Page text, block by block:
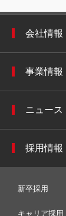
会社情報
事業情報
ニュース
採用情報
新卒採用
キャリア採用